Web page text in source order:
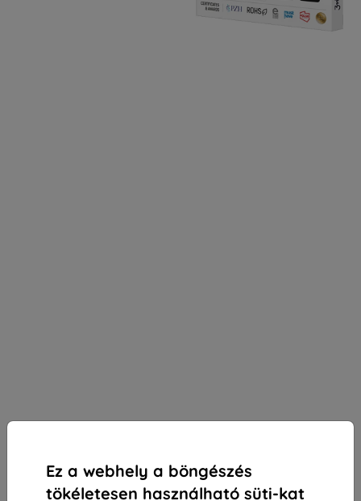
Ez a webhely a böngészés
tökéletesen használható süti-kat